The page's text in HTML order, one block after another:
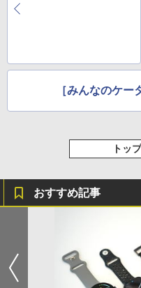
［みんなのケー
トッ
おすすめ記事